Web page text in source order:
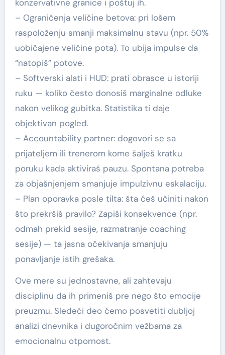
konzervativne granice i poštuj ih.
– Ograničenja veličine betova: pri lošem
raspoloženju smanji maksimalnu stavu (npr. 50%
uobičajene veličine pota). To ubija impulse da
“natopiš” potove.
– Softverski alati i HUD: prati obrasce u istoriji
ruku — koliko često donosiš marginalne odluke
nakon velikog gubitka. Statistika ti daje
objektivan pogled.
– Accountability partner: dogovori se sa
prijateljem ili trenerom kome šalješ kratku
poruku kada aktiviraš pauzu. Spontana potreba
za objašnjenjem smanjuje impulzivnu eskalaciju.
– Plan oporavka posle tilta: šta ćeš učiniti nakon
što prekršiš pravilo? Zapiši konsekvence (npr.
odmah prekid sesije, razmatranje coaching
sesije) — ta jasna očekivanja smanjuju
ponavljanje istih grešaka.
Ove mere su jednostavne, ali zahtevaju
disciplinu da ih primeniš pre nego što emocije
preuzmu. Sledeći deo ćemo posvetiti dubljoj
analizi dnevnika i dugoročnim vežbama za
emocionalnu otpornost.